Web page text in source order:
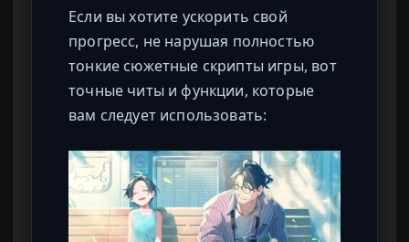
Если вы хотите ускорить свой
прогресс, не нарушая полностью
тонкие сюжетные скрипты игры, вот
точные читы и функции, которые
вам следует использовать: